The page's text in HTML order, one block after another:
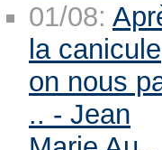
01/08:
la
on nous
.. - Jean